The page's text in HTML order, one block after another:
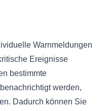
Warnmeldungen
Ereignisse
bestimmte
werden,
Dadurch können Sie